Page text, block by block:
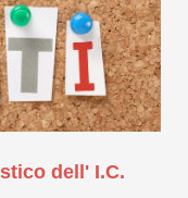
dell' I.C.